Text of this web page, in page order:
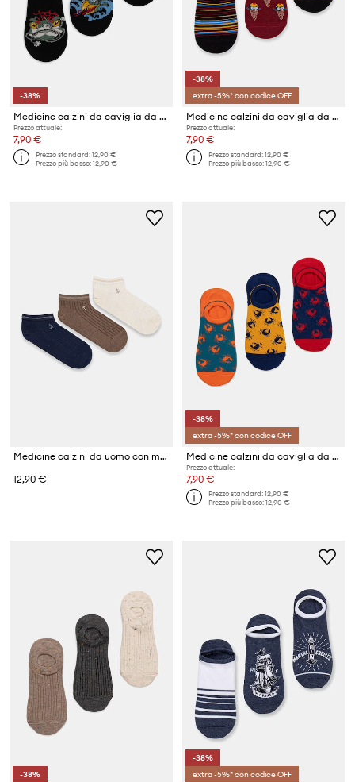
-38%
Medicine calzini da caviglia da uomo pacco da 3
Prezzo attuale:
7,90 €
Prezzo standard:12,90 €
Prezzo più basso:12,90 €
-38%
extra -5%* con codice OFF
Medicine calzini da caviglia da uomo con cotone pacco da 3
Prezzo attuale:
7,90 €
Prezzo standard:12,90 €
Prezzo più basso:12,90 €
Medicine calzini da uomo con modal pacco da 3
12,90 €
-38%
extra -5%* con codice OFF
Medicine calzini da caviglia da uomo con cotone pacco da 3
Prezzo attuale:
7,90 €
Prezzo standard:12,90 €
Prezzo più basso:12,90 €
-38%
-38%
extra -5%* con codice OFF